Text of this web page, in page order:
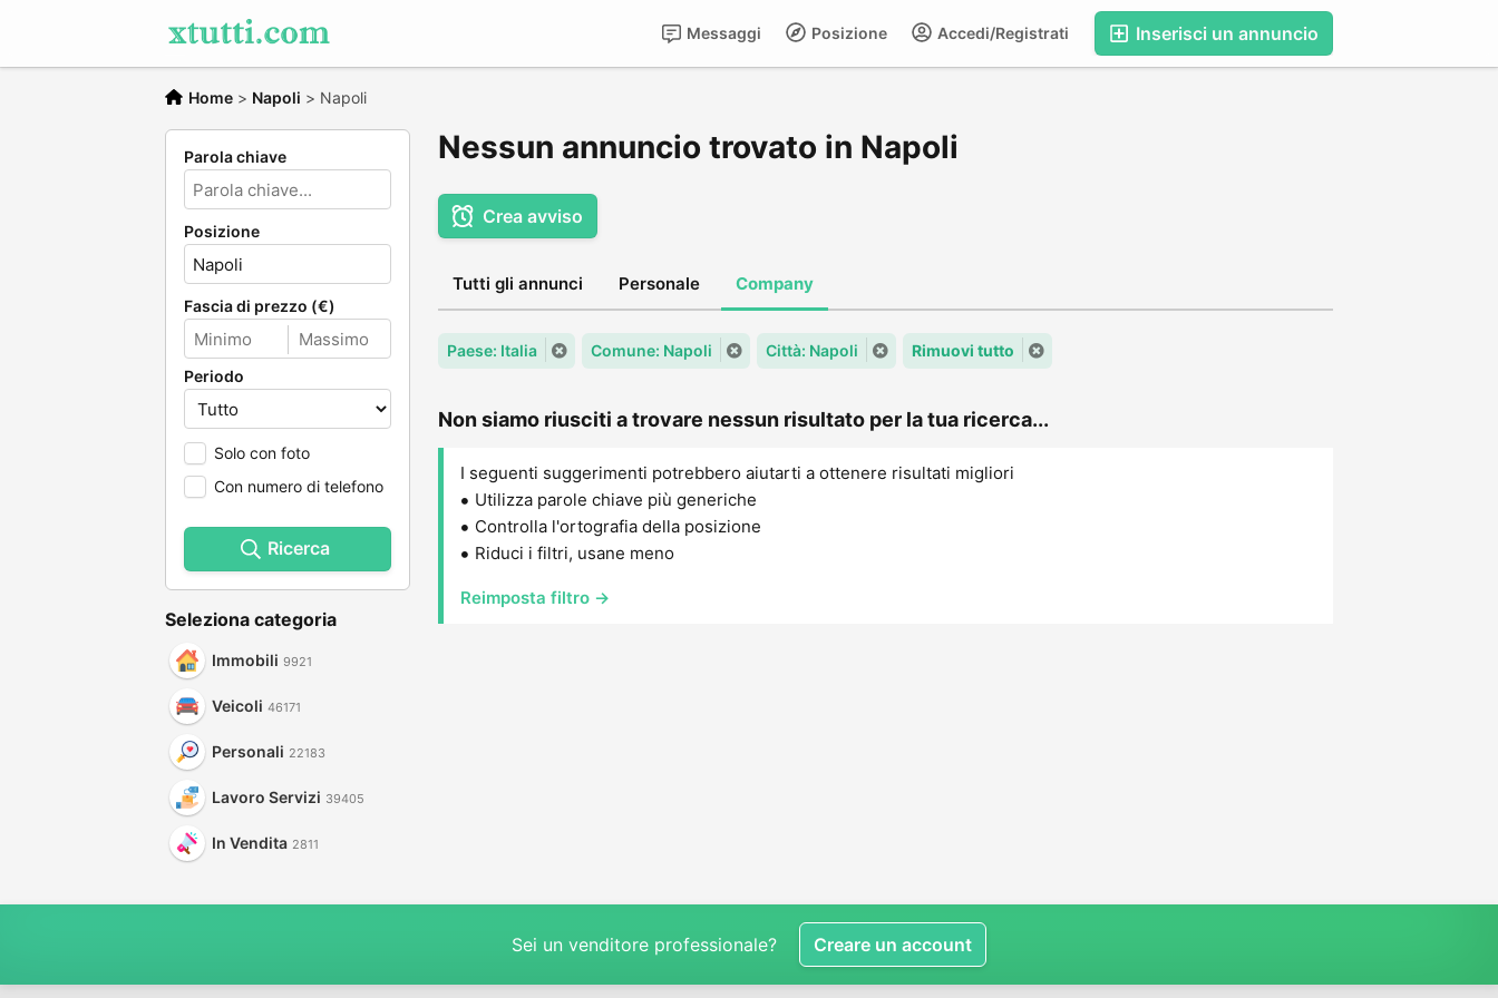
Inserisci un annuncio
Accedi/Registrati
Posizione
Messaggi
Home > Napoli > Napoli
Parola chiave
Posizione
Fascia di prezzo (€)
Periodo
Solo con foto
Con numero di telefono
Ricerca
Seleziona categoria
Immobili 9921
Veicoli 46171
Personali 22183
Lavoro Servizi 39405
In Vendita 2811
Nessun annuncio trovato in Napoli
Crea avviso
Tutti gli annunci Personale Company
Paese: Italia Comune: Napoli Città: Napoli Rimuovi tutto
Non siamo riusciti a trovare nessun risultato per la tua ricerca...
I seguenti suggerimenti potrebbero aiutarti a ottenere risultati migliori
Utilizza parole chiave più generiche
Controlla l'ortografia della posizione
Riduci i filtri, usane meno
Reimposta filtro →
Sei un venditore professionale? Creare un account